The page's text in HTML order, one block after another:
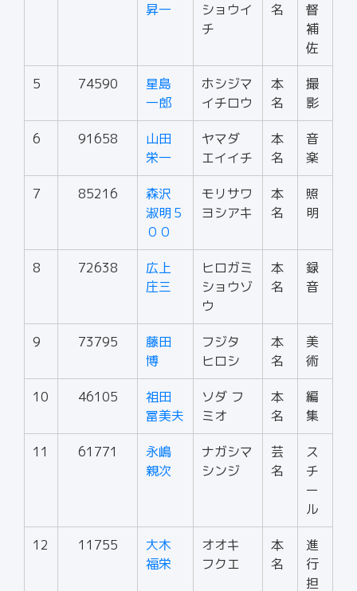
昇一
ショウイ
チ
名
督
補
佐
5 74590
星島
一郎
ホシジマ
イチロウ
本
名
撮
影
6 91658
山田
栄一
ヤマダ
エイイチ
本
名
音
楽
7 85216
森沢
淑明５
００
モリサワ
ヨシアキ
本
名
照
明
8 72638
広上
庄三
ヒロガミ
ショウゾ
ウ
本
名
録
音
9 73795
藤田
博
フジタ
ヒロシ
本
名
美
術
10 46105
祖田
冨美夫
ソダ フ
ミオ
本
名
編
集
11 61771
永嶋
親次
ナガシマ
シンジ
芸
名
ス
チ
ー
ル
12 11755
大木
福栄
オオキ
フクエ
本
名
進
行
担